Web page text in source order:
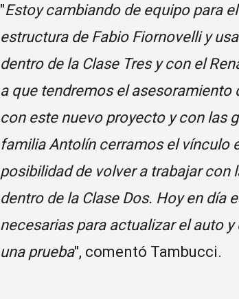
"Estoy cambiando de equipo para
estructura de Fabio Fiornovelli y
dentro de la Clase Tres y con el
a que tendremos el asesoramiento
con este nuevo proyecto y con las
familia Antolín cerramos el vínculo
posibilidad de volver a trabajar con
dentro de la Clase Dos. Hoy en
necesarias para actualizar el auto
una prueba", comentó Tambucci.